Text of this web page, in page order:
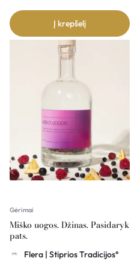
Į krepšelį
Gėrimai
Miško uogos. Džinas. Pasidaryk
pats.
Flera | Stiprios Tradicijos°